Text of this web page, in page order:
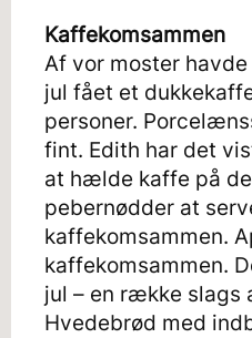
Kaffekomsammen
Af vor moster
jul fået et
personer.
fint. Edith har det
at hælde kaffe på
pebernødder at
kaffekomsammen.
kaffekomsammen.
jul – en række slags
Hvedebrød med